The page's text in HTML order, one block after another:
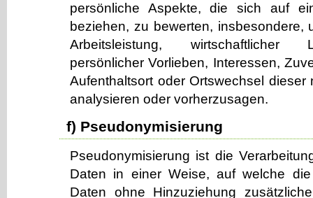
persönliche Aspekte, die sich auf
beziehen, zu bewerten, insbesondere,
Arbeitsleistung, wirtschaftlicher
persönlicher Vorlieben, Interessen,
Aufenthaltsort oder Ortswechsel dieser
analysieren oder vorherzusagen.
f) Pseudonymisierung
Pseudonymisierung ist die
Daten in einer Weise, auf welche die
Daten ohne Hinzuziehung